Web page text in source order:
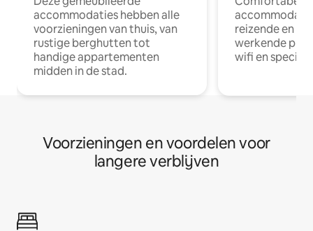
accommodaties hebben alle
voorzieningen van thuis, van
rustige berghutten tot
handige appartementen
midden in de stad.
reizende en
werkende
wifi en
Voorzieningen en voordelen voor
langere verblijven